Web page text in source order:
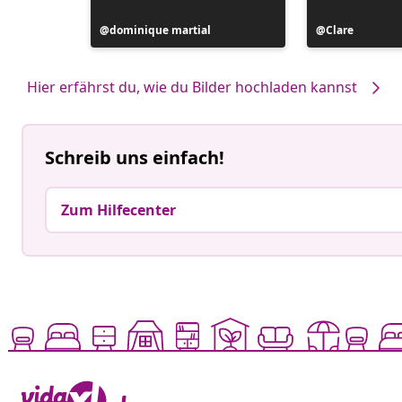
Beitrag
veröffentlicht
dominique martial
Beitrag
veröffentlicht
Clare
Hier erfährst du, wie du Bilder hochladen kannst
Schreib uns einfach!
Zum Hilfecenter